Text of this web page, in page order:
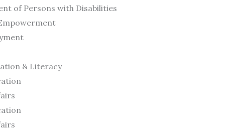
of Persons with Disabilities
& Literacy